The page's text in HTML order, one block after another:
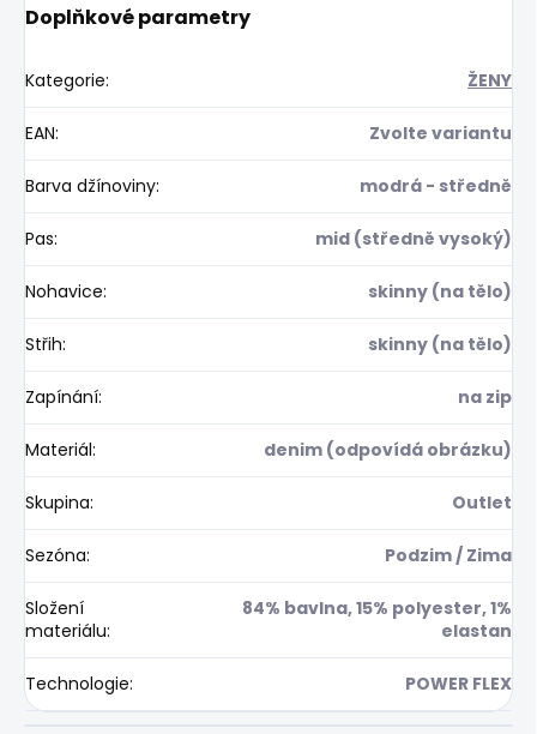
Doplňkové parametry
Kategorie: ŽENY
EAN: Zvolte variantu
Barva džínoviny: modrá - středně
Pas: mid (středně vysoký)
Nohavice: skinny (na tělo)
Střih: skinny (na tělo)
Zapínání: na zip
Materiál: denim (odpovídá obrázku)
Skupina: Outlet
Sezóna: Podzim / Zima
Složení
materiálu:
84% bavlna, 15% polyester, 1%
elastan
Technologie: POWER FLEX